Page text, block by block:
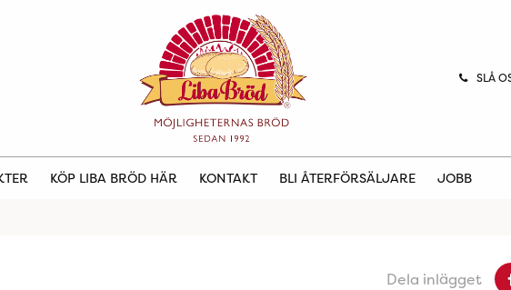
SLÅ
KÖP LIBA BRÖD HÄR KONTAKT BLI ÅTERFÖRSÄLJARE JOBB
Dela inlägget